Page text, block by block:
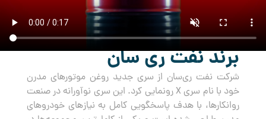
برند نفت ری سان
شرکت نفت ری‌سان از سری جدید روغن‌ موتورهای مدرن
خود با نام سری X رونمایی کرد. این سری نوآورانه در صنعت
روانکارها، با هدف پاسخگویی کامل به نیازهای خودروهای